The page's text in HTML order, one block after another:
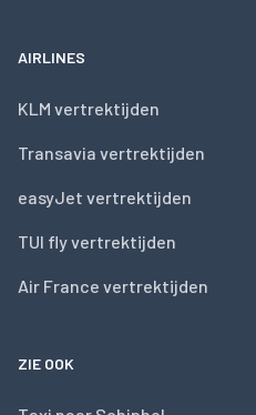
AIRLINES
KLM vertrektijden
Transavia vertrektijden
easyJet vertrektijden
TUI fly vertrektijden
Air France vertrektijden
ZIE OOK